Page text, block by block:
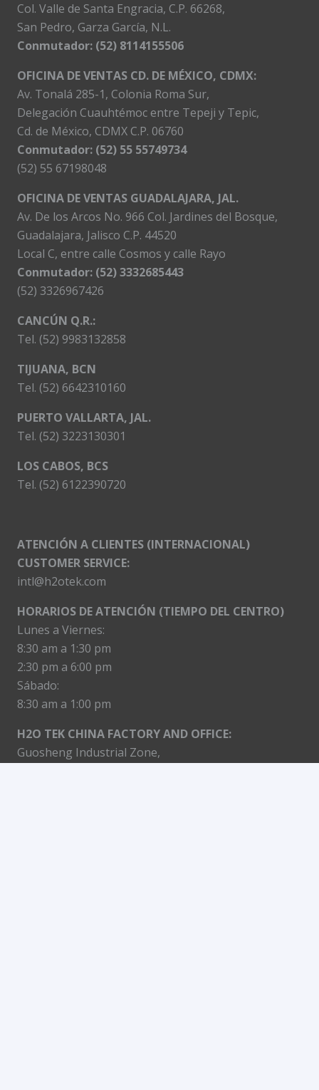
Col. Valle de Santa Engracia, C.P. 66268,
San Pedro, Garza García, N.L.
Conmutador: (52) 8114155506
OFICINA DE VENTAS CD. DE MÉXICO, CDMX:
Av. Tonalá 285-1, Colonia Roma Sur,
Delegación Cuauhtémoc entre Tepeji y Tepic,
Cd. de México, CDMX C.P. 06760
Conmutador: (52) 55 55749734
(52) 55 67198048
OFICINA DE VENTAS GUADALAJARA, JAL.
Av. De los Arcos No. 966 Col. Jardines del Bosque,
Guadalajara, Jalisco C.P. 44520
Local C, entre calle Cosmos y calle Rayo
Conmutador: (52) 3332685443
(52) 3326967426
CANCÚN Q.R.:
Tel. (52) 9983132858
TIJUANA, BCN
Tel. (52) 6642310160
PUERTO VALLARTA, JAL.
Tel. (52) 3223130301
LOS CABOS, BCS
Tel. (52) 6122390720
ATENCIÓN A CLIENTES (INTERNACIONAL)
CUSTOMER SERVICE:
intl@h2otek.com
HORARIOS DE ATENCIÓN (TIEMPO DEL CENTRO)
Lunes a Viernes:
8:30 am a 1:30 pm
2:30 pm a 6:00 pm
Sábado:
8:30 am a 1:00 pm
H2O TEK CHINA FACTORY AND OFFICE:
Guosheng Industrial Zone,